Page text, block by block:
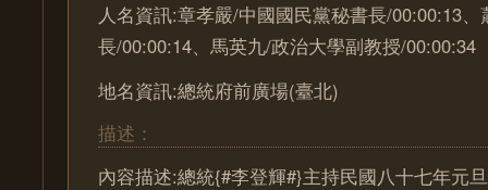
人名資訊:章孝嚴/中國國民黨秘書長/00:00:13
長/00:00:14、馬英九/政治大學副教授/00:00:34
地名資訊:總統府前廣場(臺北)
描述：
內容描述:總統{#李登輝#}主持民國八十七年元